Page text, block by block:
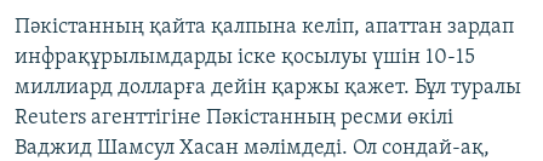
Skip
to
Search
ӘЛЕУМЕТ
ӘЛЕМ
АРНАЙЫ ЖОБАЛАР
Пәкістанның қайта қалпына келіп, апаттан зардап
инфрақұрылымдарды іске қосылуы үшін 10-15
миллиард долларға дейін қаржы қажет. Бұл туралы
Reuters агенттігіне Пәкістанның ресми өкілі
Ваджид Шамсул Хасан мәлімдеді. Ол сондай-ақ,